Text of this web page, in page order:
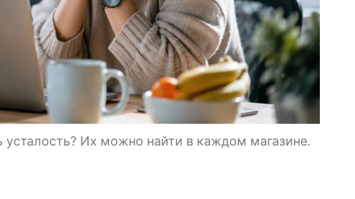
усталость? Их можно найти в каждом магазине.